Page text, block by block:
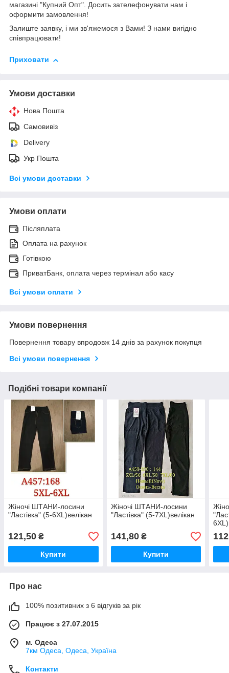
магазині "Купний Опт". Досить зателефонувати нам і
оформити замовлення!
Залиште заявку, і ми зв'яжемося з Вами! З нами вигідно
співпрацювати!
Приховати
Умови доставки
Нова Пошта
Самовивіз
Delivery
Укр Пошта
Всі умови доставки
Умови оплати
Післяплата
Оплата на рахунок
Готівкою
ПриватБанк, оплата через термінал або касу
Всі умови оплати
Умови повернення
Повернення товару впродовж 14 днів за рахунок покупця
Всі умови повернення
Подібні товари компанії
Жіночі ШТАНИ-лосини
"Ластівка" (5-6XL)велікан
121,50 ₴
Купити
Жіночі ШТАНИ-лосини
"Ластівка" (5-7XL)велікан
141,80₴
Купити
Про нас
100% позитивних з 6 відгуків за рік
Працює з 27.07.2015
м. Одеса
7км Одеса, Одеса, Україна
Контакти